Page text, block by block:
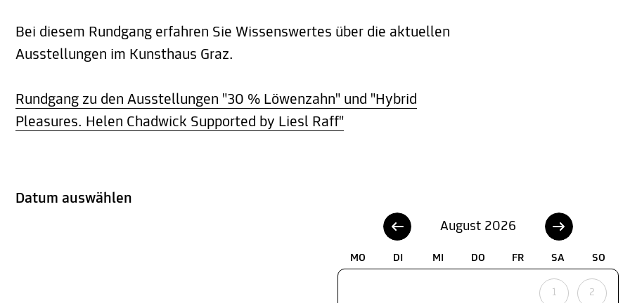
Bei diesem Rundgang erfahren Sie Wissenswertes über die aktuellen
Ausstellungen im Kunsthaus Graz.
Rundgang zu den Ausstellungen "30 % Löwenzahn" und "Hybrid
Pleasures. Helen Chadwick Supported by Liesl Raff"
Datum auswählen
August 2026
MO DI MI DO FR SA SO
1 2